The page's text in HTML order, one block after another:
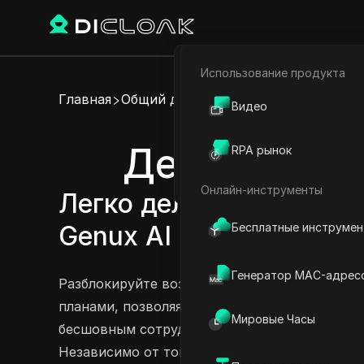
Электронная коммерция
Использование продукта
Видео
RPA рынок
Онлайн-инструменты
Бесплатные
Генератор MAC-
Мировые Часы
Главная Общий доступ к аккаунту
Делитесь
Легко делитесь
Genux AI Pro и Genux
Разблокируйте возможности Genux AI с его
планами, позволяя делиться своими
бесшовным сотрудничеством без риска
Независимо от того, выберете ли вы